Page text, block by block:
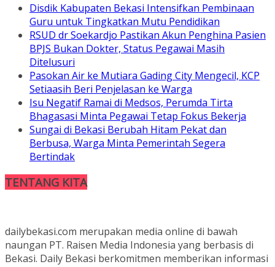
Disdik Kabupaten Bekasi Intensifkan Pembinaan
Guru untuk Tingkatkan Mutu Pendidikan
RSUD dr Soekardjo Pastikan Akun Penghina Pasien
BPJS Bukan Dokter, Status Pegawai Masih
Ditelusuri
Pasokan Air ke Mutiara Gading City Mengecil, KCP
Setiaasih Beri Penjelasan ke Warga
Isu Negatif Ramai di Medsos, Perumda Tirta
Bhagasasi Minta Pegawai Tetap Fokus Bekerja
Sungai di Bekasi Berubah Hitam Pekat dan
Berbusa, Warga Minta Pemerintah Segera
Bertindak
TENTANG KITA
dailybekasi.com merupakan media online di bawah
naungan PT. Raisen Media Indonesia yang berbasis di
Bekasi. Daily Bekasi berkomitmen memberikan informasi